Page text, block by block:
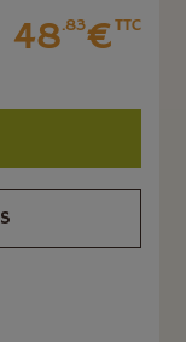
48.83€TTC